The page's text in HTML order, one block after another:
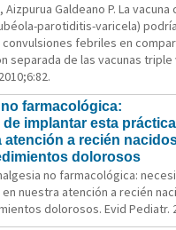
Aizpurua Galdeano P. La
parotiditis-varicela)
febriles en
separada de las vacunas triple
farmacológica:
implantar esta práctica
atención a recién
dolorosos
no farmacológica:
nuestra atención a recién
dolorosos. Evid Pediatr.